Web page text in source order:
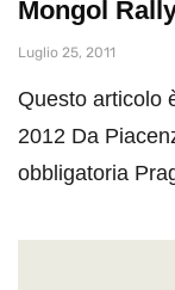
Mongol
Luglio 25, 2011
Questo articolo
2012 Da
obbligatoria